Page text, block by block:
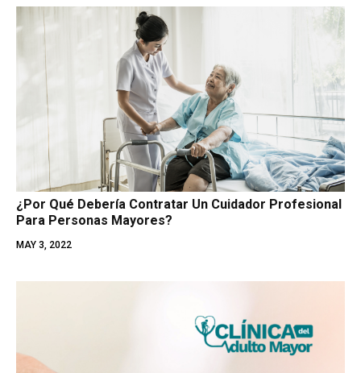
¿Por Qué Debería Contratar Un Cuidador Profesional
Para Personas Mayores?
MAY 3, 2022